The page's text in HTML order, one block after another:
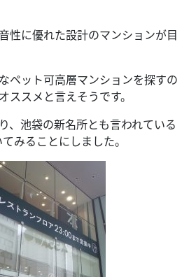
性に優れた設計のマンションが目
ペット可高層マンションを探すの
ススメと言えそうです。
、池袋の新名所とも言われている
みることにしました。